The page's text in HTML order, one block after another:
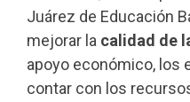
Juárez de Educación
mejorar la calidad de
apoyo económico, los
contar con los